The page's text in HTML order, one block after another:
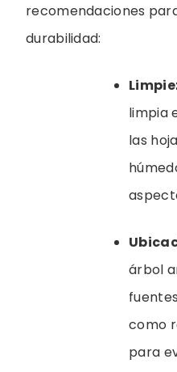
recomendaciones
durabilidad:
limpia
las
árbol
como
para